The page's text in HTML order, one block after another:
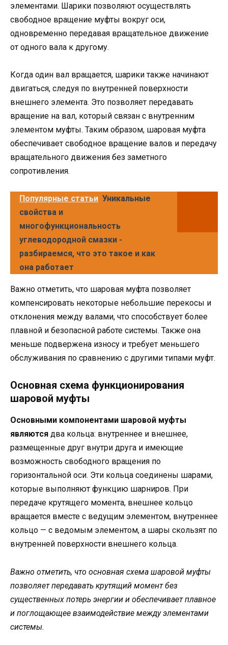
элементами. Шарики позволяют осуществлять
свободное вращение муфты вокруг оси,
одновременно передавая вращательное движение
от одного вала к другому.
Когда один вал вращается, шарики также начинают
двигаться, следуя по внутренней поверхности
внешнего элемента. Это позволяет передавать
вращение на вал, который связан с внутренним
элементом муфты. Таким образом, шаровая муфта
обеспечивает свободное вращение валов и передачу
вращательного движения без заметного
сопротивления.
Популярные статьи Уникальные
свойства и
многофункциональность
углеводородной смазки -
разбираемся, что это такое и как
она работает
Важно отметить, что шаровая муфта позволяет
компенсировать некоторые небольшие перекосы и
отклонения между валами, что способствует более
плавной и безопасной работе системы. Также она
меньше подвержена износу и требует меньшего
обслуживания по сравнению с другими типами муфт.
Основная схема функционирования
шаровой муфты
Основными компонентами шаровой муфты
являются два кольца: внутреннее и внешнее,
размещенные друг внутри друга и имеющие
возможность свободного вращения по
горизонтальной оси. Эти кольца соединены шарами,
которые выполняют функцию шарниров. При
передаче крутящего момента, внешнее кольцо
вращается вместе с ведущим элементом, внутреннее
кольцо — с ведомым элементом, а шары скользят по
внутренней поверхности внешнего кольца.
Важно отметить, что основная схема шаровой муфты
позволяет передавать крутящий момент без
существенных потерь энергии и обеспечивает плавное
и поглощающее взаимодействие между элементами
системы.